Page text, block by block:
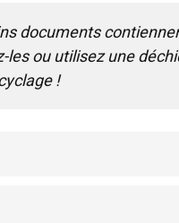
documents
ou utilisez une
!